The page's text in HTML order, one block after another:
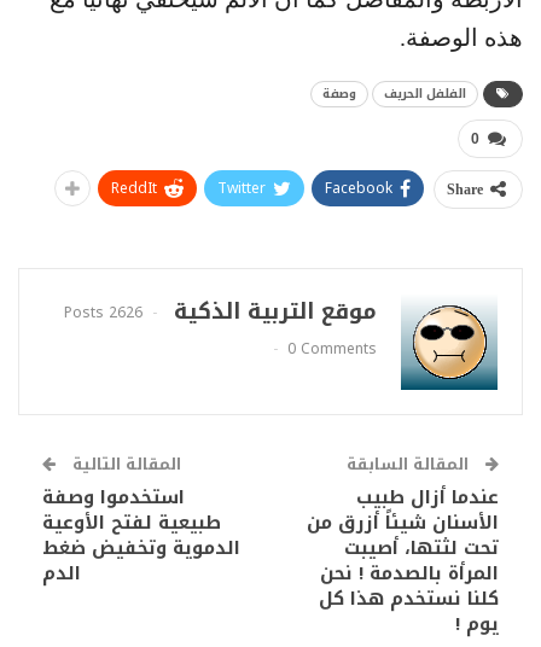
هذه الوصفة.
الفلفل الحريف وصفة
0
Share
Facebook
Twitter
ReddIt
موقع التربية الذكية
2626 Posts
0 Comments
المقالة السابقة
عندما أزال طبيب
الأسنان شيئاً أزرق من
تحت لثتها، أصيبت
المرأة بالصدمة ! نحن
كلنا نستخدم هذا كل
يوم !
المقالة التالية
استخدموا وصفة
طبيعية لفتح الأوعية
الدموية وتخفيض ضغط
الدم